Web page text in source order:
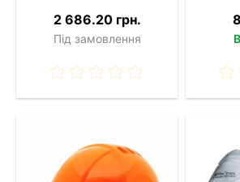
2 686.20 грн.
Під замовлення